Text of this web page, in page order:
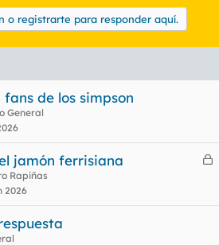
o registrarte para responder aquí.
de los simpson
General
C
r
jamón ferrisiana
Rapiñas
2026